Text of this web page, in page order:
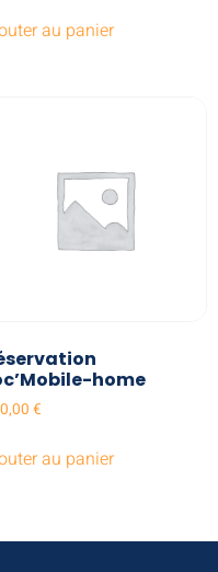
au panier
home
€
au panier